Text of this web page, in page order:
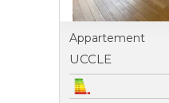
Appartement
UCCLE